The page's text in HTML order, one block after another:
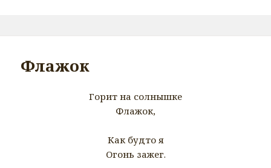
Флажок
Горит на солнышке
Флажок,
Как будто я
Огонь зажег.